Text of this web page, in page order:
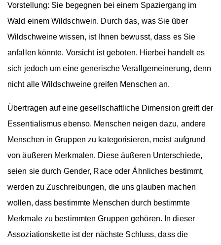
Vorstellung: Sie begegnen bei einem Spaziergang im
Wald einem Wildschwein. Durch das, was Sie über
Wildschweine wissen, ist Ihnen bewusst, dass es Sie
anfallen könnte. Vorsicht ist geboten. Hierbei handelt es
sich jedoch um eine generische Verallgemeinerung, denn
nicht alle Wildschweine greifen Menschen an.
Übertragen auf eine gesellschaftliche Dimension greift der
Essentialismus ebenso. Menschen neigen dazu, andere
Menschen in Gruppen zu kategorisieren, meist aufgrund
von äußeren Merkmalen. Diese äußeren Unterschiede,
seien sie durch Gender, Raceoder Ähnliches bestimmt,
werden zu Zuschreibungen, die uns glauben machen
wollen, dass bestimmte Menschen durch bestimmte
Merkmale zu bestimmten Gruppen gehören. In dieser
Assoziationskette ist der nächste Schluss, dass die